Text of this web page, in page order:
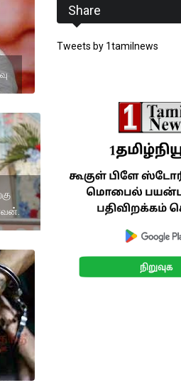
Share
Tweets by 1tamilnews